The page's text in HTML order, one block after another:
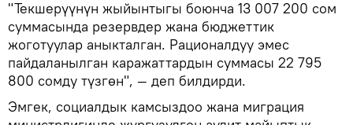
"Текшерүүнүн жыйынтыгы боюнча 13 007 200 сом
суммасында резервдер жана бюджеттик
жоготуулар аныкталган. Рационалдуу эмес
пайдаланылган каражаттардын суммасы 22 795
800 сомду түзгөн", — деп билдирди.
Эмгек, социалдык камсыздоо жана миграция